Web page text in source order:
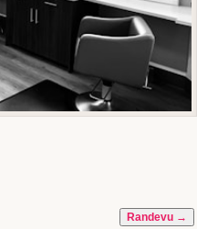
Randevu →